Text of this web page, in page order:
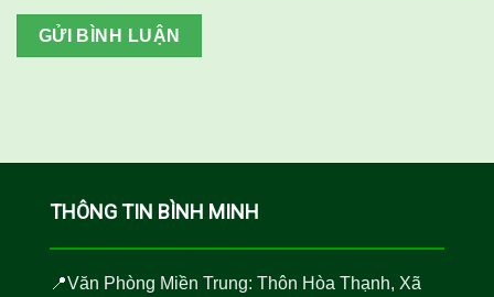
THÔNG TIN BÌNH MINH
📍Văn Phòng Miền Trung: Thôn Hòa Thạnh, Xã